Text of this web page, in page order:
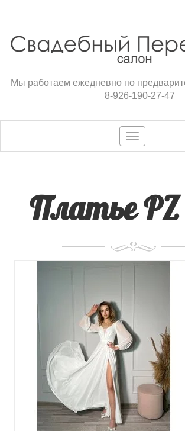
Мы работаем ежедневно по
8-926-190-27-47
Toggle
navigation
Платье